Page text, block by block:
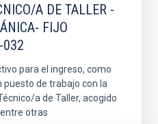
A DE TALLER -
FIJO
032
para el ingreso, como
puesto de trabajo con la
a de Taller, acogido
otras